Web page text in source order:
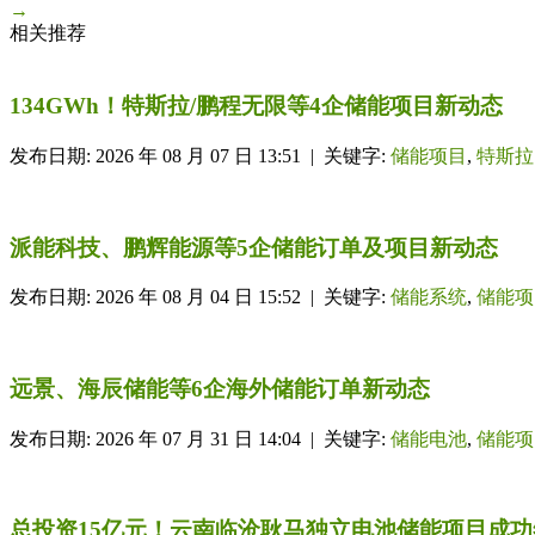
→
相关推荐
134GWh！特斯拉/鹏程无限等4企储能项目新动态
发布日期: 2026 年 08 月 07 日 13:51 | 关键字: 储能项目 , 特斯拉
派能科技、鹏辉能源等5企储能订单及项目新动态
发布日期: 2026 年 08 月 04 日 15:52 | 关键字: 储能系统, 储能项
远景、海辰储能等6企海外储能订单新动态
发布日期: 2026 年 07 月 31 日 14:04 | 关键字: 储能电池, 储能项